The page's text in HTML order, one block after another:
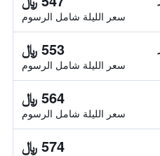
سعر الليلة شامل الرسوم
553 ﷼
سعر الليلة شامل الرسوم
564 ﷼
سعر الليلة شامل الرسوم
574 ﷼